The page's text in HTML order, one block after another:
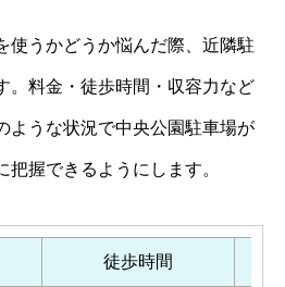
使うかどうか悩んだ際、近隣駐
。料金・徒歩時間・収容力など
ような状況で中央公園駐車場が
握できるようにします。
徒歩時間